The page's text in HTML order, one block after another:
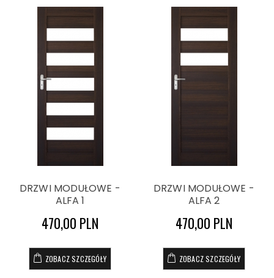
DRZWI MODUŁOWE -
ALFA 1
470,00 PLN
ZOBACZ SZCZEGÓŁY
DRZWI MODUŁOWE -
ALFA 2
470,00 PLN
ZOBACZ SZCZEGÓŁY